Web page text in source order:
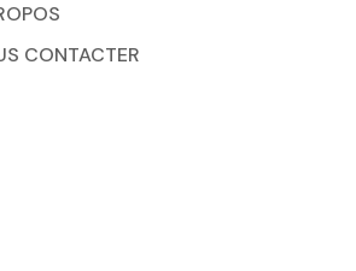
CONTACTER